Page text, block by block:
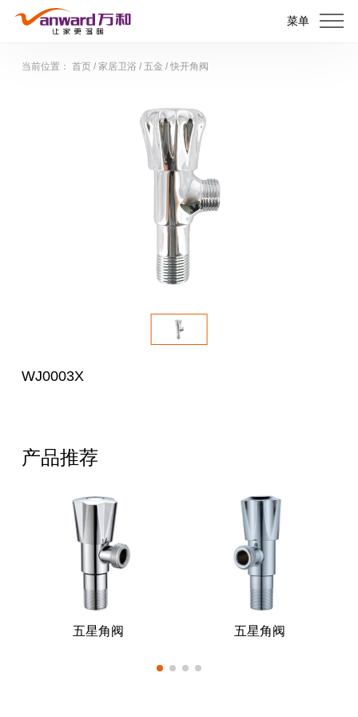
菜单
当前位置： 首页/ 家居卫浴 / 五金 / 快开角阀
WJ0003X
产品推荐
五星角阀 五星角阀